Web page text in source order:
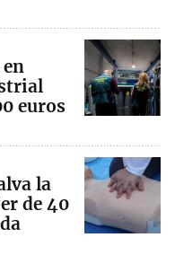
euros
la
de 40